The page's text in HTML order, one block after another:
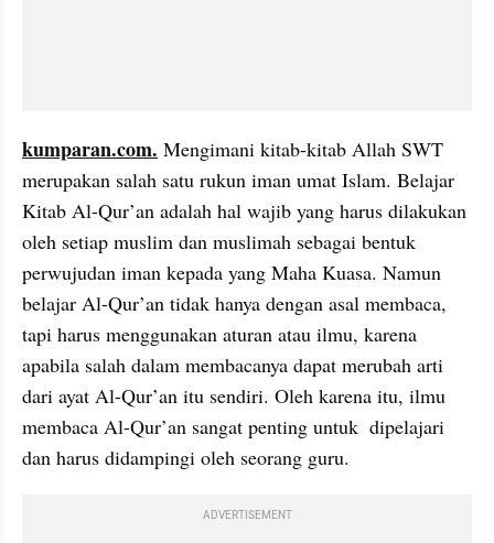
kumparan.com. Mengimani kitab-kitab Allah SWT
merupakan salah satu rukun iman umat Islam. Belajar
Kitab Al-Qur’an adalah hal wajib yang harus dilakukan
oleh setiap muslim dan muslimah sebagai bentuk
perwujudan iman kepada yang Maha Kuasa. Namun
belajar Al-Qur’an tidak hanya dengan asal membaca,
tapi harus menggunakan aturan atau ilmu, karena
apabila salah dalam membacanya dapat merubah arti
dari ayat Al-Qur’an itu sendiri. Oleh karena itu, ilmu
membaca Al-Qur’an sangat penting untuk  dipelajari
dan harus didampingi oleh seorang guru.
ADVERTISEMENT